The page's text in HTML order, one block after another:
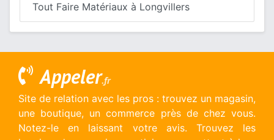
Tout Faire Matériaux à Longvillers
Appeler.fr
Site de relation avec les pros : trouvez un magasin,
une boutique, un commerce près de chez vous.
Notez-le en laissant votre avis. Trouvez les